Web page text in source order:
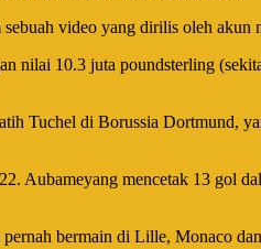
video yang dirilis oleh akun
nilai 10.3 juta poundsterling
Tuchel di Borussia Dortmund,
Aubameyang mencetak 13 gol
bermain di Lille, Monaco